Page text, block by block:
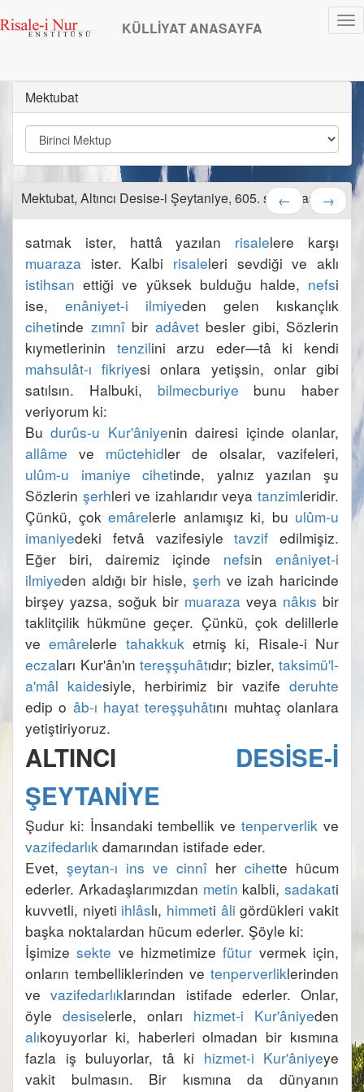
KÜLLİYAT ANASAYFA
Mektubat
Mektubat, Altıncı Desise-i Şeytaniye, 605. sayfadasınız.
← →
satmak ister, hattâ yazılan risale
muaraza ister. Kalbi risale
istihsan ettiği ve yüksek bulduğu halde, nefsi
ise, enâniyet-i ilmiye
cihetinde zımnî bir adâvet besler gibi, Sözlerin
kıymetlerinin tenzil
mahsulât-ı fikriyesi onlara yetişsin, onlar gibi
satılsın. Halbuki, bilmecburiye bunu haber
Bu durûs-u Kur'âniye
allâme ve müctehid
ulûm-u imaniye
cihetinde, yalnız yazılan şu
Sözlerin şerhleri ve izahlarıdır veya tanzimleridir.
Çünkü, çok emârelerle anlamışız ki, bu ulûm-u
imaniyedeki fetvâ vazifesiyle tavzif edilmişiz.
Eğer biri, dairemiz içinde nefsin enâniyet-i
ilmiyeden aldığı bir hisle, şerh ve izah haricinde
birşey yazsa, soğuk bir muaraza veya nâkıs bir
taklitçilik hükmüne geçer. Çünkü, çok delillerle
ve emârelerle tahakkuk
eczaları Kur'ân'ın tereşşuhâtıdır; bizler, taksimü'l-
a'mâl kaidesiyle, herbirimiz bir vazife deruhte
edip o âb-ı hayat tereşşuhâtını muhtaç olanlara
ALTINCI DESİSE-İ
ŞEYTANİYE
Şudur ki: İnsandaki tembellik ve tenperverlik
vazifedarlık
Evet, şeytan-ı ins ve cinnî her cihette hücum
ederler. Arkadaşlarımızdan metin kalbli, sadakati
kuvvetli, niyeti ihlâslı, himmeti âli gördükleri vakit
İşimize sekte ve hizmetimize fütur vermek için,
onların tembelliklerinden ve tenperverliklerinden
ve vazifedarlıklarından istifade ederler. Onlar,
öyle desiselerle, onları hizmet-i Kur'âniye
alıkoyuyorlar ki, haberleri olmadan bir kısmına
fazla iş buluyorlar, tâ ki hizmet-i Kur'âniyeye